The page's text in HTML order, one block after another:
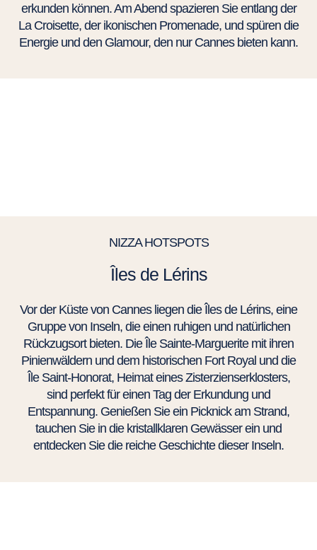
erkunden können. Am Abend spazieren Sie entlang der
La Croisette, der ikonischen Promenade, und spüren die
Energie und den Glamour, den nur Cannes bieten kann.
NIZZA HOTSPOTS
Îles de Lérins
Vor der Küste von Cannes liegen die Îles de Lérins, eine
Gruppe von Inseln, die einen ruhigen und natürlichen
Rückzugsort bieten. Die Île Sainte-Marguerite mit ihren
Pinienwäldern und dem historischen Fort Royal und die
Île Saint-Honorat, Heimat eines Zisterzienserklosters,
sind perfekt für einen Tag der Erkundung und
Entspannung. Genießen Sie ein Picknick am Strand,
tauchen Sie in die kristallklaren Gewässer ein und
entdecken Sie die reiche Geschichte dieser Inseln.